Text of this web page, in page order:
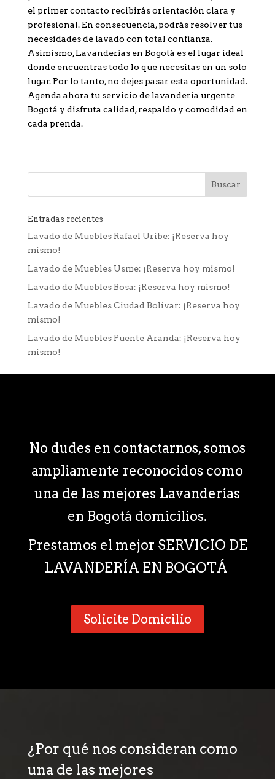
el primer contacto recibirás orientación clara y
profesional. En consecuencia, podrás resolver tus
necesidades de lavado con total confianza.
Asimismo, Lavanderías en Bogotá es el lugar ideal
donde encuentras todo lo que necesitas en un solo
lugar. Por lo tanto, no dejes pasar esta oportunidad.
Agenda ahora tu servicio de lavandería urgente
Bogotá y disfruta calidad, respaldo y comodidad en
cada prenda.
Entradas recientes
Lavado de Muebles Rafael Uribe: ¡Reserva hoy
mismo!
Lavado de Muebles Usme: ¡Reserva hoy mismo!
Lavado de Muebles Bosa: ¡Reserva hoy mismo!
Lavado de Muebles Ciudad Bolívar: ¡Reserva hoy
mismo!
Lavado de Muebles Puente Aranda: ¡Reserva hoy
mismo!
No dudes en contactarnos, somos
ampliamente reconocidos como
una de las mejores Lavanderías
en Bogotá domicilios.
Prestamos el mejor SERVICIO DE
LAVANDERÍA EN BOGOTÁ
Solicite Domicilio
¿Por qué nos consideran como
una de las mejores